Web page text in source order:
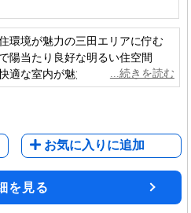
環境が魅力の三田エリアに佇む
陽当たり良好な明るい住空間
適な室内が魅力。利便性と居住
活を叶える住まいです。
お気に入りに追加
を見る